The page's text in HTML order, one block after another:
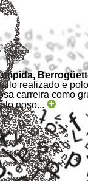
realizado e
carreira como
noso...